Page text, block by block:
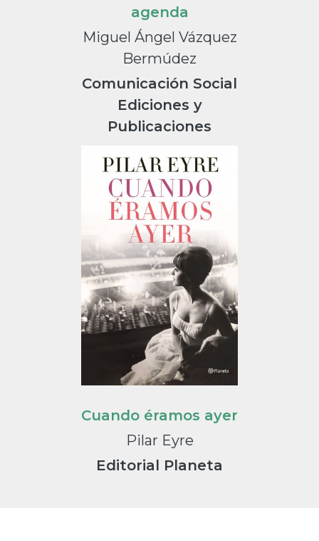
agenda
Miguel Ángel Vázquez
Bermúdez
Comunicación Social
Ediciones y
Publicaciones
Cuando éramos ayer
Pilar Eyre
Editorial Planeta